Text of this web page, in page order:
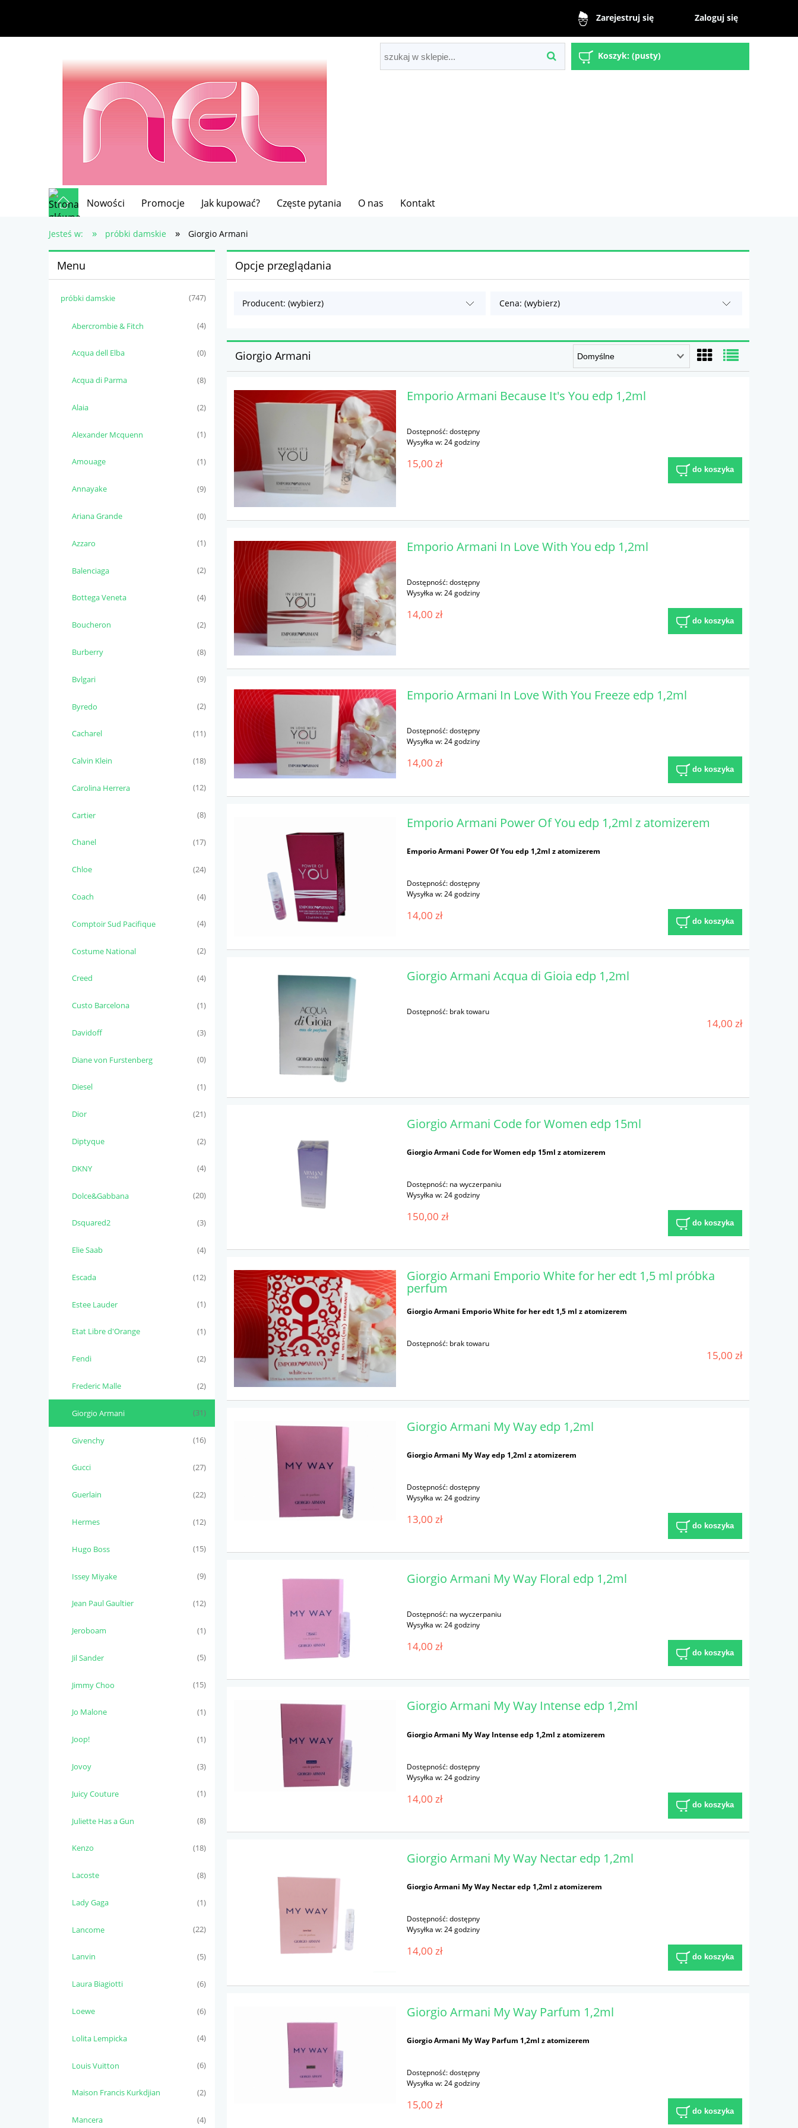
Zarejestruj się Zaloguj się
Koszyk: (pusty)
Nowości Promocje Jak kupować? Częste pytania O nas Kontakt
Jesteś w: » próbki damskie » Giorgio Armani
Menu
próbki damskie (747)
Abercrombie & Fitch (4)
Acqua dell Elba (0)
Acqua di Parma (8)
Alaia (2)
Alexander Mcquenn (1)
Amouage (1)
Annayake (9)
Ariana Grande (0)
Azzaro (1)
Balenciaga (2)
Bottega Veneta (4)
Boucheron (2)
Burberry (8)
Bvlgari (9)
Byredo (2)
Cacharel (11)
Calvin Klein (18)
Carolina Herrera (12)
Cartier (8)
Chanel (17)
Chloe (24)
Coach (4)
Comptoir Sud Pacifique (4)
Costume National (2)
Creed (4)
Custo Barcelona (1)
Davidoff (3)
Diane von Furstenberg (0)
Diesel (1)
Dior (21)
Diptyque (2)
DKNY (4)
Dolce&Gabbana (20)
Dsquared2 (3)
Elie Saab (4)
Escada (12)
Estee Lauder (1)
Etat Libre d'Orange (1)
Fendi (2)
Frederic Malle (2)
Giorgio Armani (31)
Givenchy (16)
Gucci (27)
Guerlain (22)
Hermes (12)
Hugo Boss (15)
Issey Miyake (9)
Jean Paul Gaultier (12)
Jeroboam (1)
Jil Sander (5)
Jimmy Choo (15)
Jo Malone (1)
Joop! (1)
Jovoy (3)
Juicy Couture (1)
Juliette Has a Gun (8)
Kenzo (18)
Lacoste (8)
Lady Gaga (1)
Lancome (22)
Lanvin (5)
Laura Biagiotti (6)
Loewe (6)
Lolita Lempicka (4)
Louis Vuitton (6)
Maison Francis Kurkdjian (2)
Mancera (4)
Opcje przeglądania
Producent: (wybierz) Cena: (wybierz)
Giorgio Armani
Emporio Armani Because It's You edp 1,2ml
Dostępność:dostępny
Wysyłka w:24 godziny
15,00 zł do koszyka
Emporio Armani In Love With You edp 1,2ml
Dostępność:dostępny
Wysyłka w:24 godziny
14,00 zł do koszyka
Emporio Armani In Love With You Freeze edp 1,2ml
Dostępność:dostępny
Wysyłka w:24 godziny
14,00 zł do koszyka
Emporio Armani Power Of You edp 1,2ml z atomizerem
Emporio Armani Power Of You edp 1,2ml z atomizerem
Dostępność:dostępny
Wysyłka w:24 godziny
14,00 zł do koszyka
Giorgio Armani Acqua di Gioia edp 1,2ml
Dostępność: brak towaru
14,00 zł
Giorgio Armani Code for Women edp 15ml
Giorgio Armani Code for Women edp 15ml z atomizerem
Dostępność: na wyczerpaniu
Wysyłka w:24 godziny
150,00 zł do koszyka
Giorgio Armani Emporio White for her edt 1,5 ml próbka
perfum
Giorgio Armani Emporio White for her edt 1,5 ml z atomizerem
Dostępność: brak towaru
15,00 zł
Giorgio Armani My Way edp 1,2ml
Giorgio Armani My Way edp 1,2ml z atomizerem
Dostępność:dostępny
Wysyłka w:24 godziny
13,00 zł do koszyka
Giorgio Armani My Way Floral edp 1,2ml
Dostępność: na wyczerpaniu
Wysyłka w:24 godziny
14,00 zł do koszyka
Giorgio Armani My Way Intense edp 1,2ml
Giorgio Armani My Way Intense edp 1,2ml z atomizerem
Dostępność:dostępny
Wysyłka w:24 godziny
14,00 zł do koszyka
Giorgio Armani My Way Nectar edp 1,2ml
Giorgio Armani My Way Nectar edp 1,2ml z atomizerem
Dostępność:dostępny
Wysyłka w:24 godziny
14,00 zł do koszyka
Giorgio Armani My Way Parfum 1,2ml
Giorgio Armani My Way Parfum 1,2ml z atomizerem
Dostępność:dostępny
Wysyłka w:24 godziny
15,00 zł do koszyka